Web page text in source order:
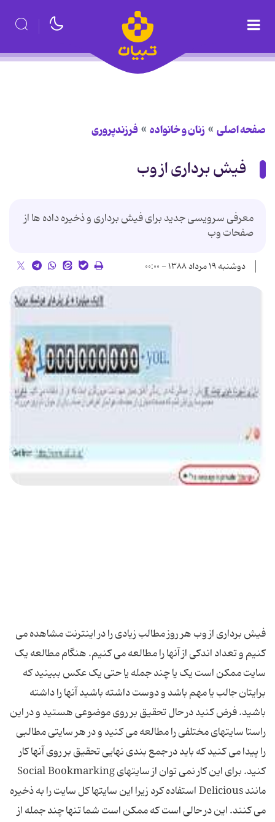
صفحه اصلی زنان و خانواده فرزندپروری
فیش برداری از وب
معرفی سرویسی جدید برای فیش برداری و ذخیره داده ها از
صفحات وب
دوشنبه ۱۹ مرداد ۱۳۸۸ - ۰۰:۰۰
فیش برداری از وب هر روز مطالب زیادی را در اینترنت مشاهده می
کنیم و تعداد اندکی از آنها را مطالعه می کنیم. هنگام مطالعه یک
سایت ممکن است یک یا چند جمله یا حتی یک عکس ببینید که
برایتان جالب یا مهم باشد و دوست داشته باشید آنها را داشته
باشید. فرض کنید در حال تحقیق بر روی موضوعی هستید و در این
راستا سایتهای مختلفی را مطالعه می کنید و در هر سایتی مطالبی
را پیدا می کنید که باید در جمع بندی نهایی تحقیق بر روی آنها کار
کنید. برای این کار نمی توان از سایتهای Social Bookmarking
مانند Delicious استفاده کرد زیرا این سایتها کل سایت را به ذخیره
می کنند. این در حالی است که ممکن است شما تنها چند جمله از